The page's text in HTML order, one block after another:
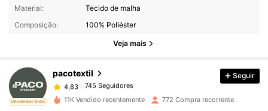
Material:
Tecido de malha
Composição:
100% Poliéster
Veja mais
Vendedor Indicado
pacotextil
745 Seguidores
745 Seguidores
745 Seguidores
e***3 pago1 dia atrás
Seguir
11K Vendido recentemente 772 Compra recorrente